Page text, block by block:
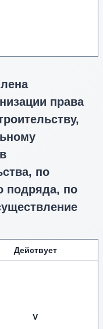
права
по
подряда, по
Действует
V